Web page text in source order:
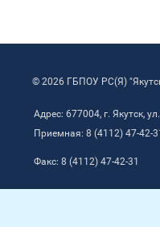
© 2026 ГБПОУ РС(Я)
Адрес: 677004, г. Якутск,
Приемная: 8 (4112) 47-42-31
Факс: 8 (4112) 47-42-31